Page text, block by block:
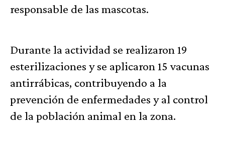
responsable de las mascotas.
Durante la actividad se realizaron 19
esterilizaciones y se aplicaron 15 vacunas
antirrábicas, contribuyendo a la
prevención de enfermedades y al control
de la población animal en la zona.